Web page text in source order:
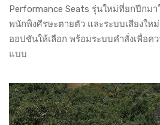
Performance Seats รุ่นใหม่ที่ยกปีกม
พนักพิงศีรษะตายตัว และระบบเสียงให
ออปชันให้เลือก พร้อมระบบคำสั่งเพื่อค
แบบ